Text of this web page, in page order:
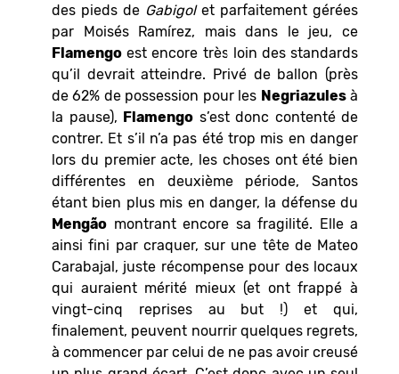
des pieds de Gabigolet parfaitement gérées
par Moisés Ramírez, mais dans le jeu, ce
Flamengo est encore très loin des standards
qu’il devrait atteindre. Privé de ballon (près
de 62% de possession pour les Negriazulesà
la pause), Flamengo s’est donc contenté de
contrer. Et s’il n’a pas été trop mis en danger
lors du premier acte, les choses ont été bien
différentes en deuxième période, Santos
étant bien plus mis en danger, la défense du
Mengão montrant encore sa fragilité. Elle a
ainsi fini par craquer, sur une tête de Mateo
Carabajal, juste récompense pour des locaux
qui auraient mérité mieux (et ont frappé à
vingt-cinq reprises au but !) et qui,
finalement, peuvent nourrir quelques regrets,
à commencer par celui de ne pas avoir creusé